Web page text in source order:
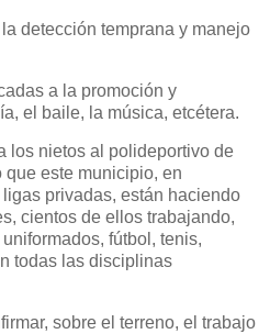
detección temprana y manejo
a la promoción y
el baile, la música, etcétera.
los nietos al polideportivo de
este municipio, en
privadas, están haciendo
cientos de ellos trabajando,
fútbol, tenis,
todas las disciplinas
sobre el terreno, el trabajo